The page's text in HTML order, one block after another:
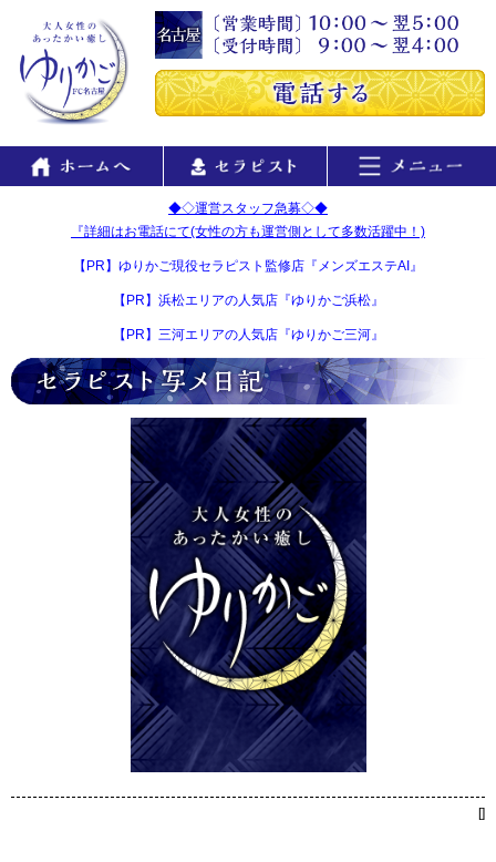
◆◇運営スタッフ急募◇◆
『詳細はお電話にて(女性の方も運営側として多数活躍中！)
【PR】ゆりかご現役セラピスト監修店『メンズエステAI』
【PR】浜松エリアの人気店『ゆりかご浜松』
【PR】三河エリアの人気店『ゆりかご三河』
[]